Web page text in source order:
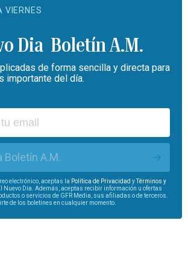
VIERNES
Boletín A.M.
de forma sencilla y directa para
importante del día.
Boletín A.M.
electrónico, aceptas la Política de Privacidad yTérminos y
Nuevo Día. Además, aceptas recibir información u ofertas
o servicios de GFR Media, sus afiliadas o de terceros.
de los boletines en cualquier momento.